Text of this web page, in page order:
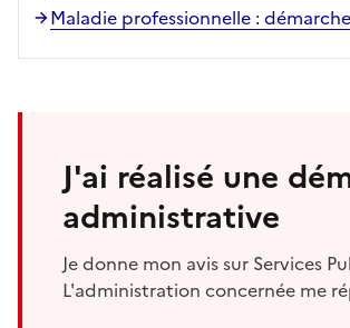
Maladie professionnelle :
J'ai réalisé une
administrative
Je donne mon avis sur Services
L'administration concernée me